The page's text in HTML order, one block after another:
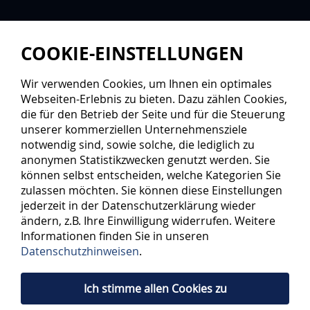
COOKIE-EINSTELLUNGEN
Wir verwenden Cookies, um Ihnen ein optimales
Webseiten-Erlebnis zu bieten. Dazu zählen Cookies,
die für den Betrieb der Seite und für die Steuerung
unserer kommerziellen Unternehmensziele
notwendig sind, sowie solche, die lediglich zu
anonymen Statistikzwecken genutzt werden. Sie
können selbst entscheiden, welche Kategorien Sie
zulassen möchten. Sie können diese Einstellungen
jederzeit in der Datenschutzerklärung wieder
ändern, z.B. Ihre Einwilligung widerrufen. Weitere
Informationen finden Sie in unseren
Datenschutzhinweisen.
Ich stimme allen Cookies zu